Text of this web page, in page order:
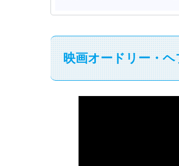
映画オードリー・